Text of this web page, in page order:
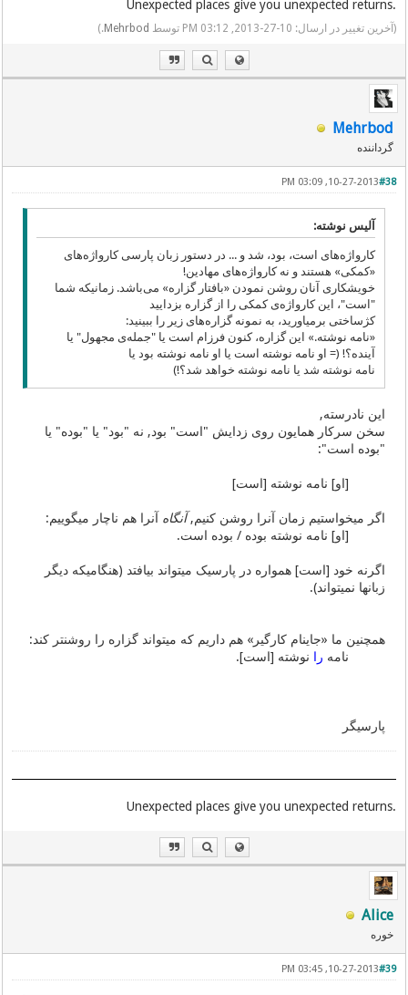
.Unexpected places give you unexpected returns
(آخرین تغییر در ارسال: 10-27-2013, 03:12 PM توسط Mehrbod
.)
Mehrbod
گرداننده
#38
10-27-2013, 03:09 PM
آلیس نوشته:
کارواژه‌های است، بود، شد و ... در دستور زبان پارسی کارواژه‌های
«کمکی» هستند و نه کارواژه‌های مهادین!
خویشکاری آنان روشن نمودن «بافتار گزاره» می‌باشد. زمانیکه شما
"است"، این کارواژه‌ی کمکی را از گزاره بزدایید
کژساختی برمیاورید، به نمونه گزاره‌های زیر را ببینید:
«نامه نوشته.» این گزاره، کنون فرزام است یا "جمله‌‌ی مجهول" یا
آینده؟! (= او نامه نوشته است یا او نامه نوشته بود یا
نامه نوشته شد یا نامه نوشته خواهد شد؟!)
این نادرسته,
سخن سرکار همایون روی زدایش "است" بود, نه "بود" یا "بوده" یا
"بوده است":
[او] نامه نوشته [است]
اگر میخواستیم زمان آنرا روشن کنیم,آنگاه آنرا هم ناچار میگوییم:
[او] نامه نوشته بوده / بوده است.
اگرنه خود [است] همواره در پارسیک میتواند بیافتد (هنگامیکه دیگر
زبانها نمیتواند).
همچنین ما «جاینام کارگیر» هم داریم که میتواند گزاره را روشنتر کند:
نامه را نوشته [است].
پارسیگر
.Unexpected places give you unexpected returns
Alice
خوره
#39
10-27-2013, 03:45 PM